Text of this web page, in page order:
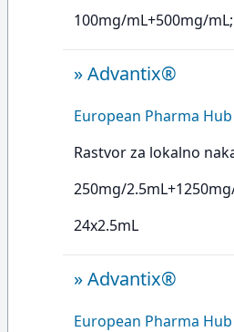
100mg/mL+500mg/
»Advantix®
European Pharma
Rastvor za lokalno
250mg/
24x2.5mL
»Advantix®
European Pharma